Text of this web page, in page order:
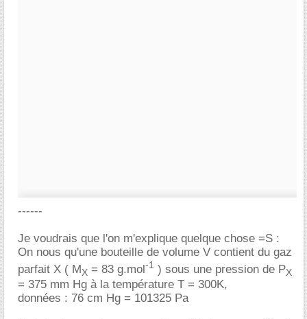
------
Je voudrais que l'on m'explique quelque chose =S :
On nous qu'une bouteille de volume V contient du gaz
parfait X ( MX = 83 g.mol-1 ) sous une pression de PX
= 375 mm Hg à la température T = 300K,
données : 76 cm Hg = 101325 Pa